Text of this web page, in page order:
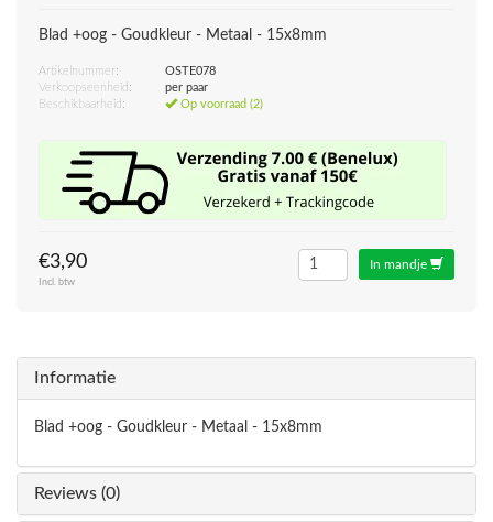
Blad +oog - Goudkleur - Metaal - 15x8mm
Artikelnummer:
OSTE078
Verkoopseenheid:
per paar
Beschikbaarheid:
Op voorraad (2)
€3,90
Incl. btw
In mandje
Informatie
Blad +oog - Goudkleur - Metaal - 15x8mm
Reviews (0)